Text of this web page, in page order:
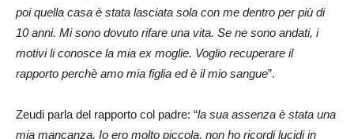
poi quella casa è stata lasciata sola con me dentro per più di
10 anni. Mi sono dovuto rifare una vita. Se ne sono andati, i
motivi li conosce la mia ex moglie. Voglio recuperare il
rapporto perchè amo mia figlia ed è il mio sangue”.
Zeudi parla del rapporto col padre: “la sua assenza è stata una
mia mancanza. Io ero molto piccola, non ho ricordi lucidi in